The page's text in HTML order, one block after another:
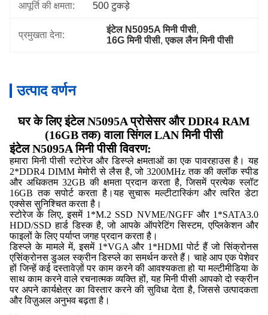
आपूर्ति की क्षमता: 500 टुकड़े
प्रमुखता देना:
इंटेल N5095A मिनी पीसी,
16G मिनी पीसी, एकल लैन मिनी पीसी
उत्पाद वर्णन
घर के लिए इंटेल N5095A प्रोसेसर और DDR4 RAM
(16GB तक) वाला सिंगल LAN मिनी पीसी
इंटेल N5095A मिनी पीसी विवरण:
हमारा मिनी पीसी स्टोरेज और डिस्प्ले क्षमताओं का एक पावरहाउस है। यह
2*DDR4 DIMM मेमोरी से लैस है, जो 3200MHz तक की क्लॉक स्पीड
और अधिकतम 32GB की क्षमता प्रदान करता है, जिसमें प्रत्येक स्लॉट
16GB तक सपोर्ट करता है।यह सुचारू मल्टीटास्किंग और त्वरित डेटा
एक्सेस सुनिश्चित करता है।
स्टोरेज के लिए, इसमें 1*M.2 SSD NVME/NGFF और 1*SATA3.0
HDD/SSD हार्ड डिस्क है, जो आपके ऑपरेटिंग सिस्टम, एप्लिकेशन और
फाइलों के लिए पर्याप्त जगह प्रदान करता है।
डिस्प्ले के मामले में, इसमें 1*VGA और 1*HDMI पोर्ट हैं जो सिंक्रोनस
एसिंक्रोनस डुअल स्क्रीन डिस्प्ले का समर्थन करते हैं। चाहे आप एक पेशेवर
हों जिन्हें कई दस्तावेज़ों पर काम करने की आवश्यकता हो या मल्टीमीडिया के
साथ काम करने वाले रचनात्मक व्यक्ति हों, यह मिनी पीसी आपको दो स्क्रीन
पर अपने कार्यक्षेत्र का विस्तार करने की सुविधा देता है, जिससे उत्पादकता
और विज़ुअल अनुभव बढ़ता है।